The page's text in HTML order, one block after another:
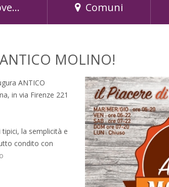
Comuni
MOLINO!
ANTICO
in via Firenze 221
la semplicità e
condito con